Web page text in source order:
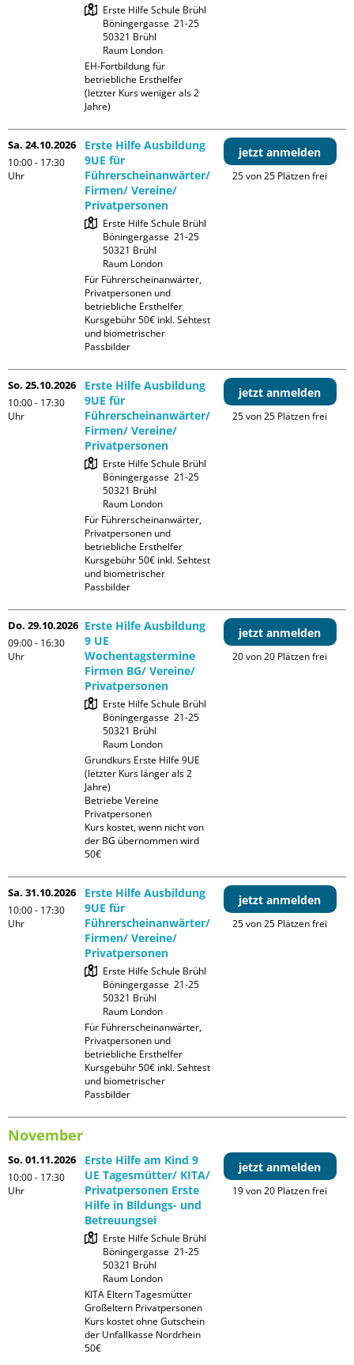
Erste Hilfe Schule Brühl
Böningergasse  21-25
50321 Brühl
Raum London
EH-Fortbildung für
betriebliche Ersthelfer
(letzter Kurs weniger als 2
Jahre)
Sa. 24.10.2026
10:00 - 17:30
Uhr
Erste Hilfe Ausbildung
9UE für
Führerscheinanwärter/
Firmen/ Vereine/
Privatpersonen
Erste Hilfe Schule Brühl
Böningergasse  21-25
50321 Brühl
Raum London
Für Führerscheinanwärter,
Privatpersonen und
betriebliche Ersthelfer
Kursgebühr 50€ inkl. Sehtest
und biometrischer
Passbilder
jetzt anmelden
25 von 25 Plätzen frei
So. 25.10.2026
10:00 - 17:30
Uhr
Erste Hilfe Ausbildung
9UE für
Führerscheinanwärter/
Firmen/ Vereine/
Privatpersonen
Erste Hilfe Schule Brühl
Böningergasse  21-25
50321 Brühl
Raum London
Für Führerscheinanwärter,
Privatpersonen und
betriebliche Ersthelfer
Kursgebühr 50€ inkl. Sehtest
und biometrischer
Passbilder
jetzt anmelden
25 von 25 Plätzen frei
Do. 29.10.2026
09:00 - 16:30
Uhr
Erste Hilfe Ausbildung
9 UE
Wochentagstermine
Firmen BG/ Vereine/
Privatpersonen
Erste Hilfe Schule Brühl
Böningergasse  21-25
50321 Brühl
Raum London
Grundkurs Erste Hilfe 9UE
(letzter Kurs länger als 2
Jahre)
Betriebe Vereine
Privatpersonen
Kurs kostet, wenn nicht von
der BG übernommen wird
50€
jetzt anmelden
20 von 20 Plätzen frei
Sa. 31.10.2026
10:00 - 17:30
Uhr
Erste Hilfe Ausbildung
9UE für
Führerscheinanwärter/
Firmen/ Vereine/
Privatpersonen
Erste Hilfe Schule Brühl
Böningergasse  21-25
50321 Brühl
Raum London
Für Führerscheinanwärter,
Privatpersonen und
betriebliche Ersthelfer
Kursgebühr 50€ inkl. Sehtest
und biometrischer
Passbilder
jetzt anmelden
25 von 25 Plätzen frei
November
So. 01.11.2026
10:00 - 17:30
Uhr
Erste Hilfe am Kind 9
UE Tagesmütter/ KITA/
Privatpersonen Erste
Hilfe in Bildungs- und
Betreuungsei
Erste Hilfe Schule Brühl
Böningergasse  21-25
50321 Brühl
Raum London
KITA Eltern Tagesmütter
Großeltern Privatpersonen
Kurs kostet ohne Gutschein
der Unfallkasse Nordrhein
50€
jetzt anmelden
19 von 20 Plätzen frei